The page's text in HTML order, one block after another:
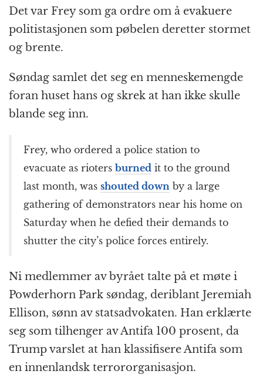
Det var Frey som ga ordre om å evakuere
politistasjonen som pøbelen deretter stormet
og brente.
Søndag samlet det seg en menneskemengde
foran huset hans og skrek at han ikke skulle
blande seg inn.
Frey, who ordered a police station to
evacuate as rioters burned it to the ground
last month, was shouted down by a large
gathering of demonstrators near his home on
Saturday when he defied their demands to
shutter the city’s police forces entirely.
Ni medlemmer av byrået talte på et møte i
Powderhorn Park søndag, deriblant Jeremiah
Ellison, sønn av statsadvokaten. Han erklærte
seg som tilhenger av Antifa 100 prosent, da
Trump varslet at han klassifisere Antifa som
en innenlandsk terrororganisasjon.